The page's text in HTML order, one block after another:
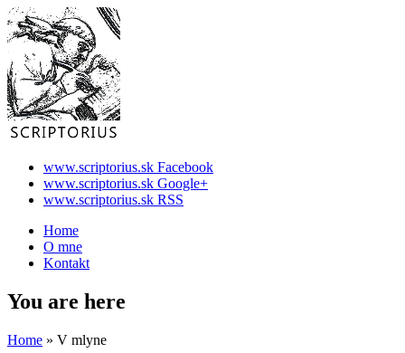
www.scriptorius.sk Facebook
www.scriptorius.sk Google+
www.scriptorius.sk RSS
Home
O mne
Kontakt
You are here
Home » V mlyne